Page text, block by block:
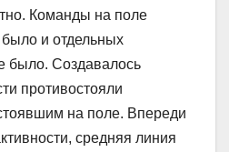
Команды на поле
и отдельных
было. Создавалось
противостояли
на поле. Впереди
средняя линия